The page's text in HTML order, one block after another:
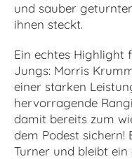
und sauber
ihnen steckt.
Ein echtes Highlight
Jungs: Morris
einer starken
hervorragende
damit bereits zum
dem Podest sichern!
Turner und bleibt